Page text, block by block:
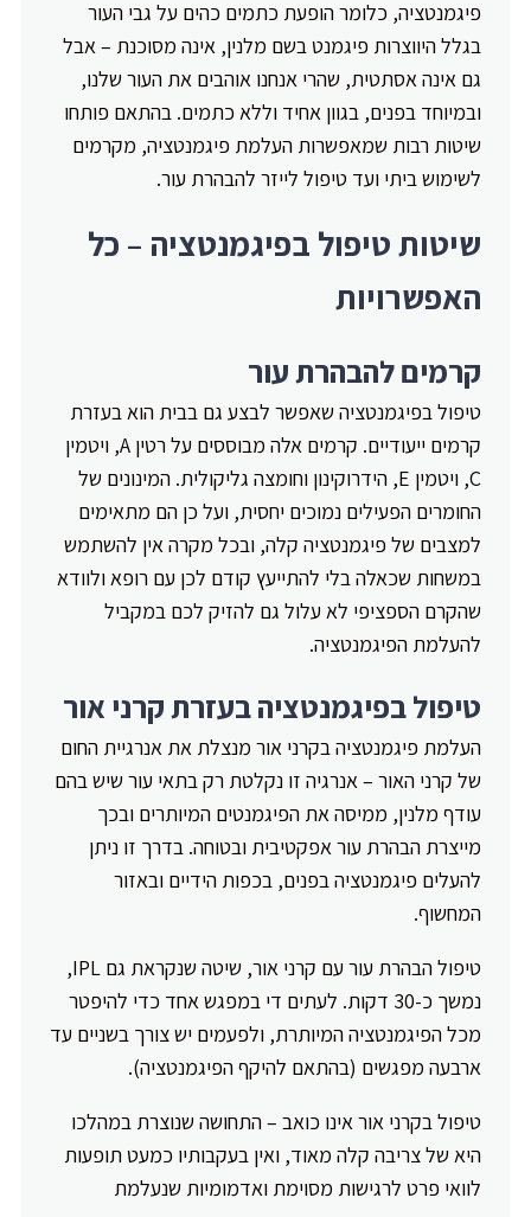
פיגמנטציה, כלומר הופעת כתמים כהים על גבי העור
בגלל היווצרות פיגמנט בשם מלנין, אינה מסוכנת – אבל
גם אינה אסתטית, שהרי אנחנו אוהבים את העור שלנו,
ובמיוחד בפנים, בגוון אחיד וללא כתמים. בהתאם פותחו
שיטות רבות שמאפשרות העלמת פיגמנטציה, מקרמים
לשימוש ביתי ועד טיפול לייזר להבהרת עור.
שיטות טיפול בפיגמנטציה – כל
האפשרויות
קרמים להבהרת עור
טיפול בפיגמנטציה שאפשר לבצע גם בבית הוא בעזרת
קרמים ייעודיים. קרמים אלה מבוססים על רטין A, ויטמין
C, ויטמין E, הידרוקינון וחומצה גליקולית. המינונים של
החומרים הפעילים נמוכים יחסית, ועל כן הם מתאימים
למצבים של פיגמנטציה קלה, ובכל מקרה אין להשתמש
במשחות שכאלה בלי להתייעץ קודם לכן עם רופא ולוודא
שהקרם הספציפי לא עלול גם להזיק לכם במקביל
להעלמת הפיגמנטציה.
טיפול בפיגמנטציה בעזרת קרני אור
העלמת פיגמנטציה בקרני אור מנצלת את אנרגיית החום
של קרני האור – אנרגיה זו נקלטת רק בתאי עור שיש בהם
עודף מלנין, ממיסה את הפיגמנטים המיותרים ובכך
מייצרת הבהרת עור אפקטיבית ובטוחה. בדרך זו ניתן
להעלים פיגמנטציה בפנים, בכפות הידיים ובאזור
המחשוף.
טיפול הבהרת עור עם קרני אור, שיטה שנקראת גם IPL,
נמשך כ-30 דקות. לעתים די במפגש אחד כדי להיפטר
מכל הפיגמנטציה המיותרת, ולפעמים יש צורך בשניים עד
ארבעה מפגשים (בהתאם להיקף הפיגמנטציה).
טיפול בקרני אור אינו כואב – התחושה שנוצרת במהלכו
היא של צריבה קלה מאוד, ואין בעקבותיו כמעט תופעות
לוואי פרט לרגישות מסוימת ואדמומיות שנעלמת